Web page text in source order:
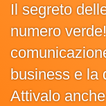
Il segreto
numero
business e la
Attivalo